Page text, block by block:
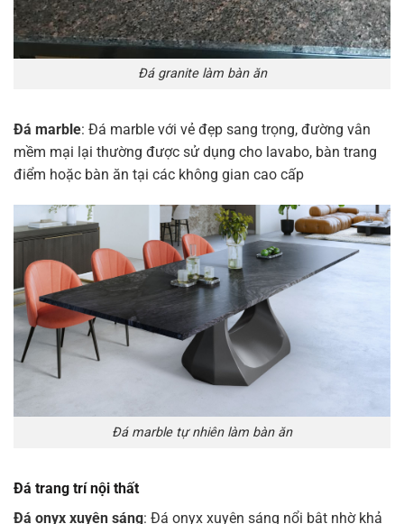
Đá granite làm bàn ăn
Đá marble: Đá marble với vẻ đẹp sang trọng, đường vân
mềm mại lại thường được sử dụng cho lavabo, bàn trang
điểm hoặc bàn ăn tại các không gian cao cấp
Đá marble tự nhiên làm bàn ăn
Đá trang trí nội thất
Đá onyx xuyên sáng: Đá onyx xuyên sáng nổi bật nhờ khả